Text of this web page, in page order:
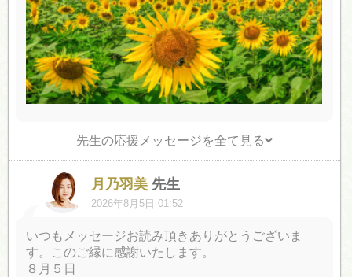
先生の応援メッセージを全て見る
月乃羽美 先生
2026年8月5日 01:52
いつもメッセージお読み頂きありがとうございま
す。このご縁に感謝いたします。
８月５日